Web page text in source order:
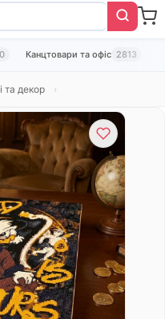
Канцтовари та офіс 2813
та декор